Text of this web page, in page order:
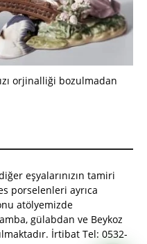
orjinalliği bozulmadan
eşyalarınızın tamiri
porselenleri ayrıca
atölyemizde
gülabdan ve Beykoz
İrtibat Tel: 0532-